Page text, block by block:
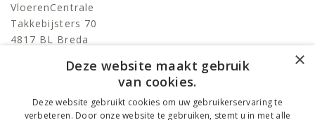
VloerenCentrale
Takkebijsters 70
4817 BL Breda
info@devloerencentrale.nl
volg ons
×
Deze website maakt gebruik
van cookies.
Deze website gebruikt cookies om uw gebruikerservaring te
verbeteren. Door onze website te gebruiken, stemt u in met alle